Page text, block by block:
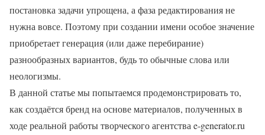
постановка задачи упрощена, а фаза редактирования не
нужна вовсе. Поэтому при создании имени особое значение
приобретает генерация (или даже перебирание)
разнообразных вариантов, будь то обычные слова или
неологизмы.
В данной статье мы попытаемся продемонстрировать то,
как создаётся бренд на основе материалов, полученных в
ходе реальной работы творческого агентства e-generator.ru